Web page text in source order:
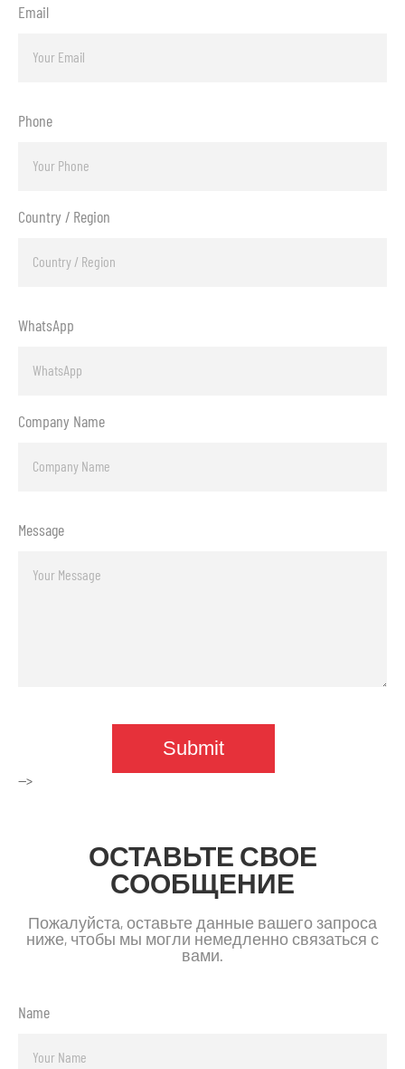
Email
Phone
Country / Region
WhatsApp
Company Name
Message
-->
ОСТАВЬТЕ СВОЕ
СООБЩЕНИЕ
Пожалуйста, оставьте данные вашего запроса
ниже, чтобы мы могли немедленно связаться с
вами.
Name